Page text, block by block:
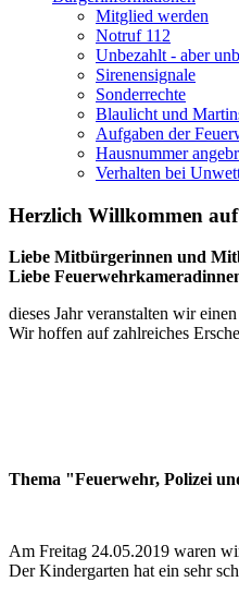
Mitglied werden
Notruf 112
Unbezahlt - aber
Sirenensignale
Sonderrechte
Blaulicht und
Aufgaben der
Hausnummer
Verhalten bei
Herzlich Willkommen
Liebe Mitbürgerinnen und
Liebe
dieses Jahr veranstalten wir
Wir hoffen auf zahlreiches
Thema "Feuerwehr, Polizei
Am Freitag 24.05.2019 waren
Der Kindergarten hat ein sehr